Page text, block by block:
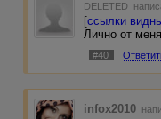
Все ваши
Девчонка –
Сестрёнка –
***
Я вам писал
Я лишь хотел
От имени
Которых вы
DELETED
[ссылки
Лично от
#40
infox2010